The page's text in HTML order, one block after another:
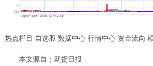
热点栏目 自选股 数据中心 行情中心 资金流向
本文源自：期货日报